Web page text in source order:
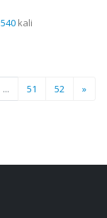
540 kali
... 51 52 »